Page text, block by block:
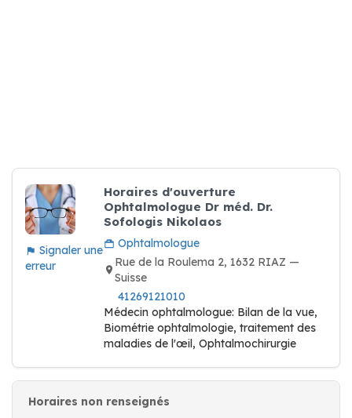
Signaler une
erreur
Horaires d'ouverture
Ophtalmologue Dr méd. Dr.
Sofologis Nikolaos
Ophtalmologue
Rue de la Roulema 2, 1632 RIAZ —
Suisse
41269121010
Médecin ophtalmologue: Bilan de la vue,
Biométrie ophtalmologie, traitement des
maladies de l'œil, Ophtalmochirurgie
Horaires non renseignés